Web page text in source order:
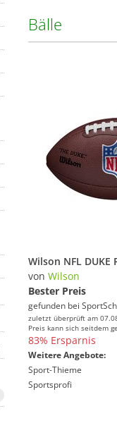
Bälle
von Wilson
Bester Preis
gefunden bei
zuletzt überprüft am
Preis kann sich seitdem
83% Ersparnis
Weitere Angebote:
Sport-Thieme
Sportsprofi